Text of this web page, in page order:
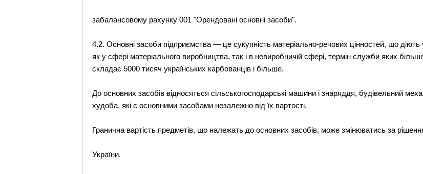
забалансовому рахунку 001 "Орендовані основні засоби".
4.2. Основні засоби підприємства — це сукупність матеріально-речових цінностей, що
як у сфері матеріального виробництва, так і в невиробничій сфері, термін служби яких
складає 5000 тисяч українських карбованців і більше.
До основних засобів відносяться сільськогосподарські машини і знаряддя, будівельний
худоба, які є основними засобами незалежно від їх вартості.
Гранична вартість предметів, що належать до основних засобів, може змінюватись за
України.